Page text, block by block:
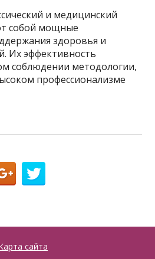
и медицинский
собой мощные
здоровья и
Их эффективность
соблюдении методологии,
профессионализме
сайта